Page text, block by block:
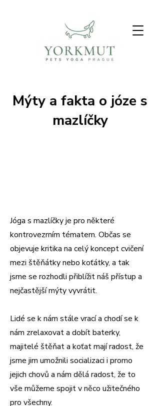
Mýty a fakta o józe s
mazlíčky
Jóga s mazlíčky je pro některé
kontrovezrním tématem. Občas se
objevuje kritika na celý koncept cvičení
mezi štěňátky nebo koťátky, a tak
jsme se rozhodli přiblížit náš přístup a
nejčastější mýty vyvrátit.
Lidé se k nám stále vrací a chodí se k
nám zrelaxovat a dobít baterky,
majitelé štěňat a koťat mají radost, že
jsme jim umožnili socializaci i promo
jejich chovů a nám dělá radost, že to
vše můžeme spojit v něco užitečného
pro všechny.